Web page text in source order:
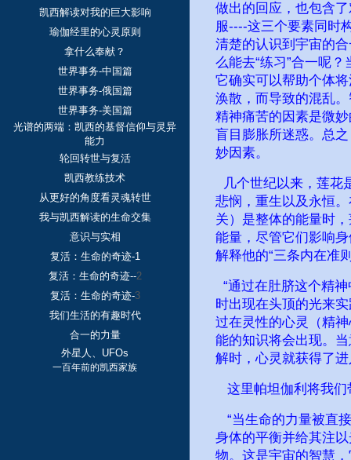
凯西解读对我的巨大影响
瑜伽经里的心灵原则
拿什么奉献？
世界事务-中国篇
世界事务-俄国篇
世界事务-美国篇
光谱的两端：凯西的基督信仰与灵异
能力
轮回转世与复活
凯西教练技术
从更好的角度看灵魂转世
我与凯西解读的生命交集
意识与实相
复活：生命的奇迹-1
复活：生命的奇迹--2
复活：生命的奇迹-3
我们生活的有趣时代
合一的力量
外星人、UFOs
一百年前的凯西家族
做出的回应，也包含
服----这三个要素同时
清楚的认识到宇宙的
么能去“练习”合一呢
它确实可以帮助个体
涣散，而导致的混乱
精神痛苦的因素是微
盲目膨胀所迷惑。总
妙因素。
几个世纪以来，莲花
悲悯，重生以及永恒
关）是整体的能量时
能量，尽管它们影响
解释他的“三条内在准
“通过在肚脐这个精
时出现在头顶的光来
过在灵性的心灵（精
能的知识将会出现。
解时，心灵就获得了
这里帕坦伽利将我们
“当生命的力量被直
身体的平衡并给其注
物。这是宇宙的智慧